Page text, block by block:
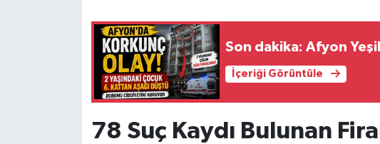
Son dakika: Afyon
İçeriği Görüntüle
78 Suç Kaydı Bulunan